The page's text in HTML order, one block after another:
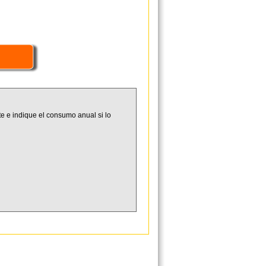
e indique el consumo anual si lo